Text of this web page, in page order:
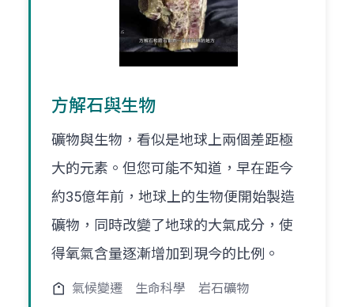
方解石與生物
礦物與生物，看似是地球上兩個差距極
大的元素。但您可能不知道，早在距今
約35億年前，地球上的生物便開始製造
礦物，同時改變了地球的大氣成分，使
得氧氣含量逐漸增加到現今的比例。
氣候變遷 生命科學 岩石礦物